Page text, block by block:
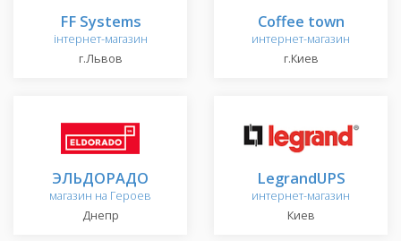
FF Systems
інтернет-магазин
г.Львов
Coffee town
интернет-магазин
г.Киев
ЭЛЬДОРАДО
магазин на Героев
Днепр
LegrandUPS
интернет-магазин
Киев